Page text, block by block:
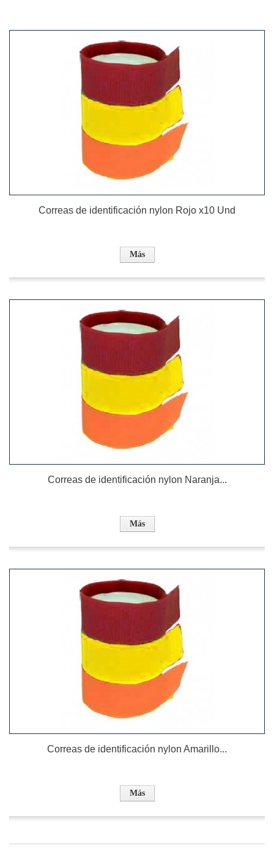
Correas de identificación nylon Rojo x10 Und
Más
Correas de identificación nylon Naranja...
Más
Correas de identificación nylon Amarillo...
Más